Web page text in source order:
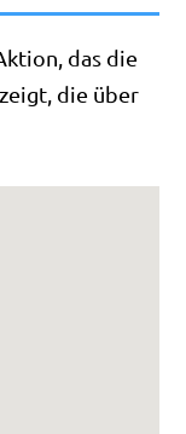
das die
die über